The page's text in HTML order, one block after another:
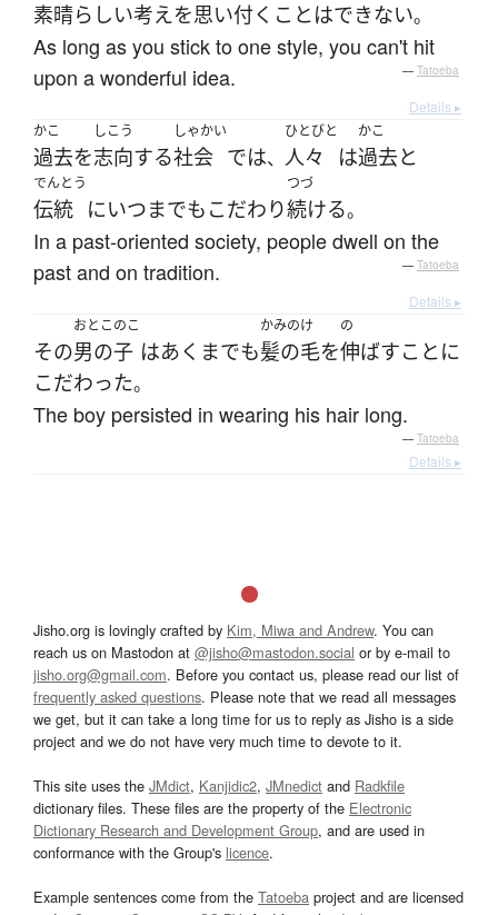
素晴らしい考えを思い付く ことはできない。
As long as you stick to one style, you can't hit
upon a wonderful idea.
— Tatoeba
Details ▸
かこ
過去を
しこう
志向する
しゃかい
社会 では、
ひとびと
人々 は
かこ
過去と
でんとう
伝統 にいつまでも こだわり
つづ
続ける。
In a past-oriented society, people dwell on the
past and on tradition.
— Tatoeba
Details ▸
その
おとこのこ
男の子 はあくまでも
かみのけ
髪の毛を
の
伸ばすことに
こだわった。
The boy persisted in wearing his hair long.
— Tatoeba
Details ▸
Jisho.org is lovingly crafted by Kim, Miwa and Andrew. You can
reach us on Mastodon at @jisho@mastodon.social or by e-mail to
jisho.org@gmail.com. Before you contact us, please read our list of
frequently asked questions. Please note that we read all messages
we get, but it can take a long time for us to reply as Jisho is a side
project and we do not have very much time to devote to it.
This site uses the JMdict, Kanjidic2, JMnedict and Radkfile
dictionary files. These files are the property of the Electronic
Dictionary Research and Development Group, and are used in
conformance with the Group's licence.
Example sentences come from the Tatoeba project and are licensed